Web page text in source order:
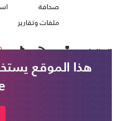
صحافة
ملفات وتقارير
تابعنا على
هذا الموقع